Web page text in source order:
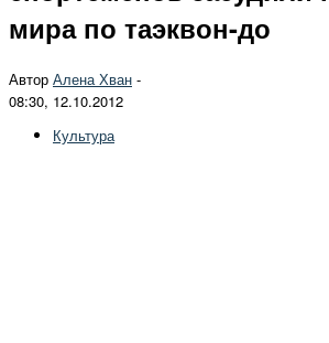
мира по таэквон-до
Автор Алена Хван -
08:30, 12.10.2012
Культура